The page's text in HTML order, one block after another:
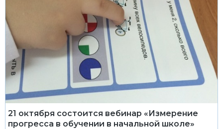
21 октября состоится вебинар «Измерение
прогресса в обучении в начальной школе»